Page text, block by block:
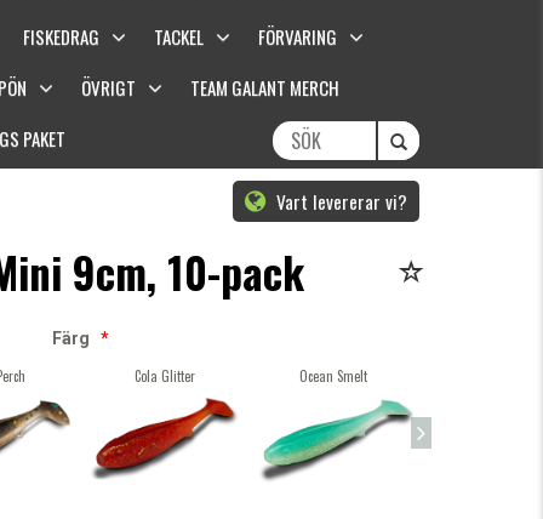
FISKEDRAG TACKEL
FÖRVARING
ÖVRIGT
TEAM GALANT MERCH
PAKET
Vart levererar vi?
9cm, 10-pack
Färg
*
Cola Glitter Ocean Smelt